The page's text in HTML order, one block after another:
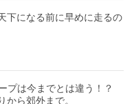
になる前に早めに走るの
プは今までとは違う！？
から郊外まで。